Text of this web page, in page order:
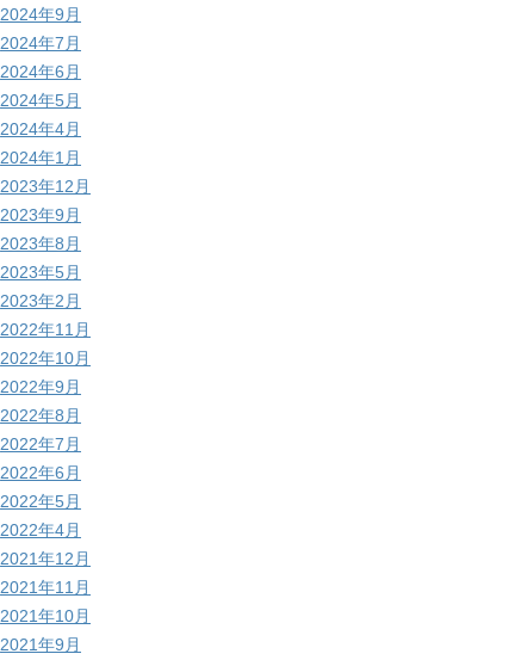
2024年9月
2024年7月
2024年6月
2024年5月
2024年4月
2024年1月
2023年12月
2023年9月
2023年8月
2023年5月
2023年2月
2022年11月
2022年10月
2022年9月
2022年8月
2022年7月
2022年6月
2022年5月
2022年4月
2021年12月
2021年11月
2021年10月
2021年9月